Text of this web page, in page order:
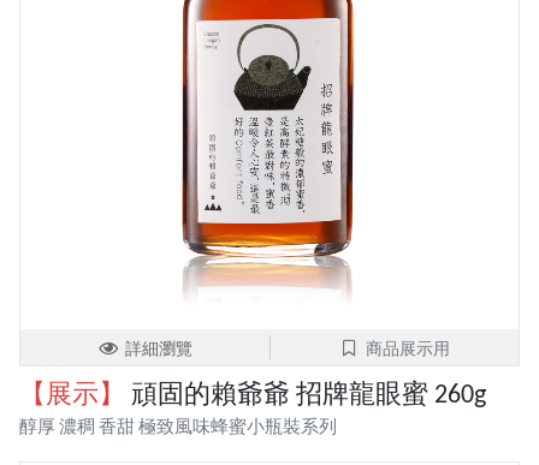
詳細瀏覽 商品展示用
【展示】 頑固的賴爺爺 招牌龍眼蜜 260g
醇厚 濃稠 香甜 極致風味蜂蜜小瓶裝系列